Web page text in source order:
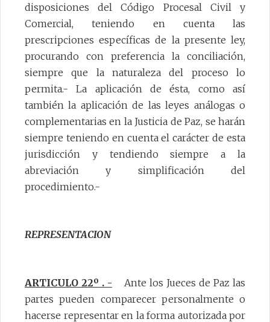
disposiciones del Código Procesal Civil y
Comercial, teniendo en cuenta las
prescripciones específicas de la presente ley,
procurando con preferencia la conciliación,
siempre que la naturaleza del proceso lo
permita.- La aplicación de ésta, como así
también la aplicación de las leyes análogas o
complementarias en la Justicia de Paz, se harán
siempre teniendo en cuenta el carácter de esta
jurisdicción y tendiendo siempre a la
abreviación y simplificación del
procedimiento.-
REPRESENTACION
ARTICULO 22º . - Ante los Jueces de Paz las
partes pueden comparecer personalmente o
hacerse representar en la forma autorizada por